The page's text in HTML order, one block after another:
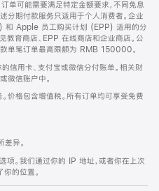
单可能需要满足特定金额要求，不同免息
分期付款服务只适用于个人消费者。企业
和 Apple 员工购买计划 (EPP) 适用的分
教育商店、EPP 在线商店和企业商店。公
单笔订单最高限额为 RMB 150000。
信用卡、支付宝或微信分付账单。相关财
微信账户中。
价格包含增值税。所有订单均可享受免费
异。
项。我们通过你的 IP 地址，或者你在上次
的位置。